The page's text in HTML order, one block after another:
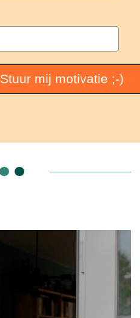
Stuur mij motivatie ;-)